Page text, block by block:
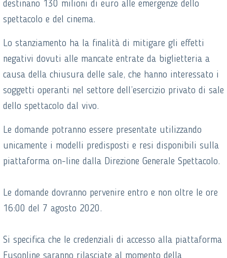
destinano 130 milioni di euro alle emergenze dello
spettacolo e del cinema.
Lo stanziamento ha la finalità di mitigare gli effetti
negativi dovuti alle mancate entrate da biglietteria a
causa della chiusura delle sale, che hanno interessato i
soggetti operanti nel settore dell’esercizio privato di sale
dello spettacolo dal vivo.
Le domande potranno essere presentate utilizzando
unicamente i modelli predisposti e resi disponibili sulla
piattaforma on-line dalla Direzione Generale Spettacolo.
Le domande dovranno pervenire entro e non oltre le ore
16:00 del 7 agosto 2020.
Si specifica che le credenziali di accesso alla piattaforma
Fusonline saranno rilasciate al momento della